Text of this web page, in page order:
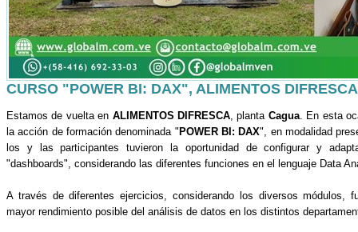
CURSO "POWER BI: DAX", ALIMENTOS
Estamos de vuelta en ALIMENTOS DIFRESCA , planta Cagua. En esta
la acción de formación denominada "POWER BI: DAX", en modalidad
los y las participantes tuvieron la oportunidad de configurar y
"dashboards", considerando las diferentes funciones en el lenguaje Data
A través de diferentes ejercicios, considerando los diversos módulos,
mayor rendimiento posible del análisis de datos en los distintos